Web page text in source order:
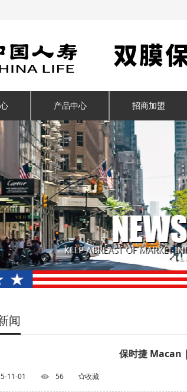
产品中心 招商加盟
闻
保时捷 Macan
11-01 56 收藏